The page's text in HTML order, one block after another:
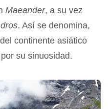
Maeander, a su vez
. Así se denomina,
continente asiático
su sinuosidad.